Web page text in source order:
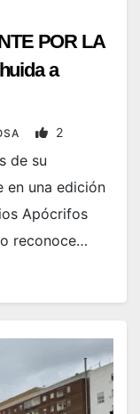
POR LA
a
2
de su
en una edición
Apócrifos
reconoce…